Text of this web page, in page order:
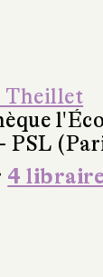
Theillet
PSL
4